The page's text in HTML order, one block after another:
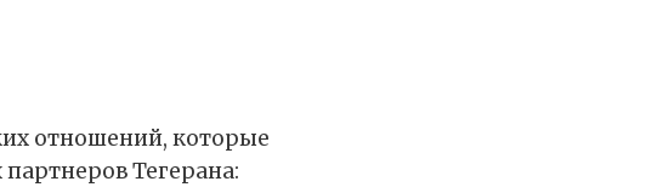
отношений, которые
Тегерана: